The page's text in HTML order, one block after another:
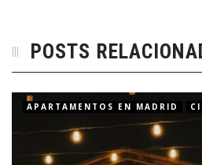
POSTS
APARTAMENTOS EN MADRID